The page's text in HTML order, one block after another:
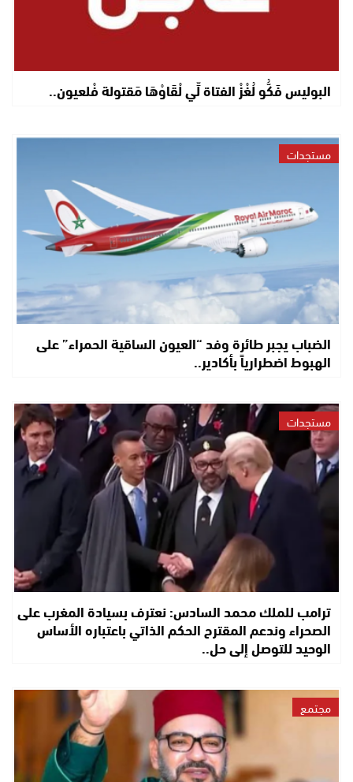
البوليس فَكُّو لُغْزْ الفتاة لِّي لْقَاوْهَا مَقتولة فْلعيون..
مستجدات
الضباب يجبر طائرة وفد “العيون الساقية الحمراء” على
الهبوط اضطرارياً بأكادير..
مستجدات
ترامب للملك محمد السادس: نعترف بسيادة المغرب على
الصحراء وندعم المقترح الحكم الذاتي باعتباره الأساس
الوحيد للتوصل إلى حل..
مجتمع